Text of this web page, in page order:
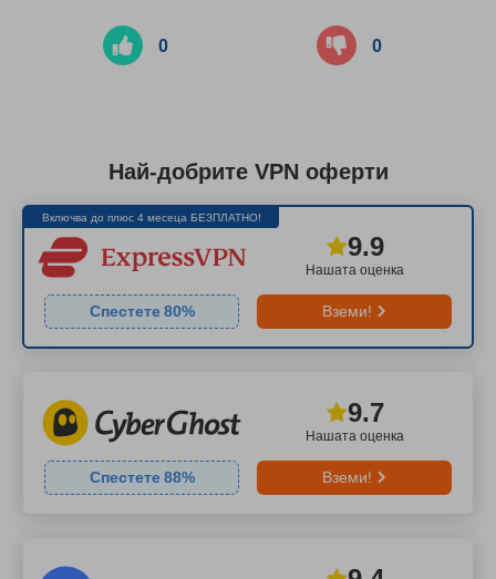
0 0
Най-добрите VPN оферти
Включва до плюс 4 месеца БЕЗПЛАТНО!
Нашата оценка
9.9
Спестете 80% Вземи!
Нашата оценка
9.7
Спестете 88% Вземи!